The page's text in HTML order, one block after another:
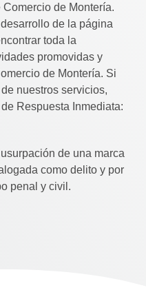
de Montería.
de la página
toda la
promovidas y
de Montería. Si
nuestros servicios,
Respuesta Inmediata:
de una marca
como delito y por
penal y civil.